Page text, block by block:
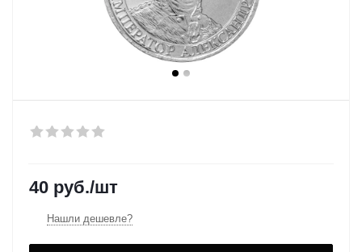
40 руб./шт
Нашли дешевле?